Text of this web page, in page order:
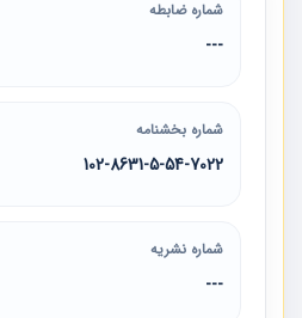
شماره ضابطه
---
شماره بخشنامه
102-8631-5-54-7022
شماره نشریه
---